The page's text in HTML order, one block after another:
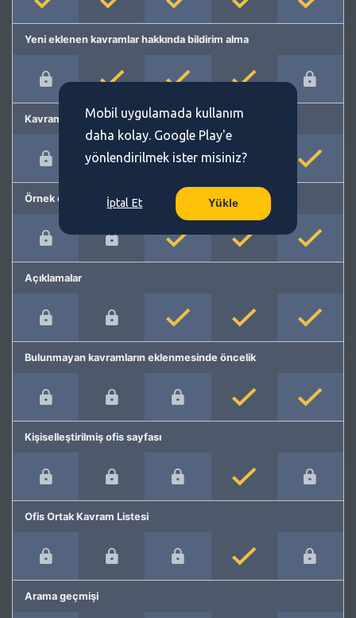
Yeni eklenen kavramlar hakkında bildirim alma
Kavram önerme
Örnek cümleler
Açıklamalar
Bulunmayan kavramların eklenmesinde öncelik
Kişiselleştirilmiş ofis sayfası
Ofis Ortak Kavram Listesi
Arama geçmişi
Mobil uygulamada kullanım
daha kolay. Google Play'e
yönlendirilmek ister misiniz?
İptal Et Yükle